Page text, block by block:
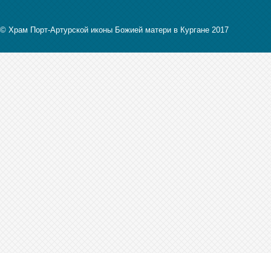
© Храм Порт-Артурской иконы Божией матери в Кургане 2017